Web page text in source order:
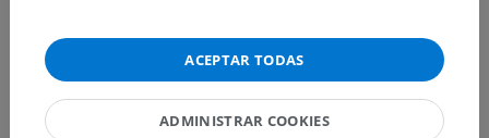
subyacentes correspondientes para esta parte
anatómica
ACEPTAR TODAS
ADMINISTRAR COOKIES